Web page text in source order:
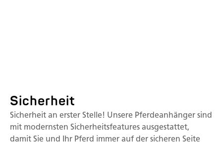
Sicherheit
Sicherheit an erster Stelle! Unsere Pferdeanhänger sind
mit modernsten Sicherheitsfeatures ausgestattet,
damit Sie und Ihr Pferd immer auf der sicheren Seite